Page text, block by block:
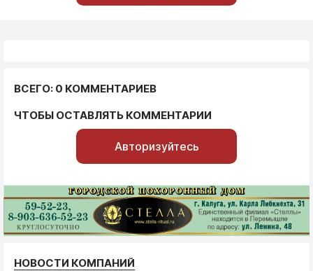
ВСЕГО: 0 КОММЕНТАРИЕВ
ЧТОБЫ ОСТАВЛЯТЬ КОММЕНТАРИИ
Авторизуйтесь
НОВОСТИ КОМПАНИЙ